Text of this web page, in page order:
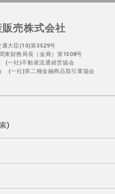
売株式会社
通大臣(10)第3529号
東財務局長（金商）第1508号
(一社)不動産流通経営協会
(一社)第二種金融商品取引業協会
)